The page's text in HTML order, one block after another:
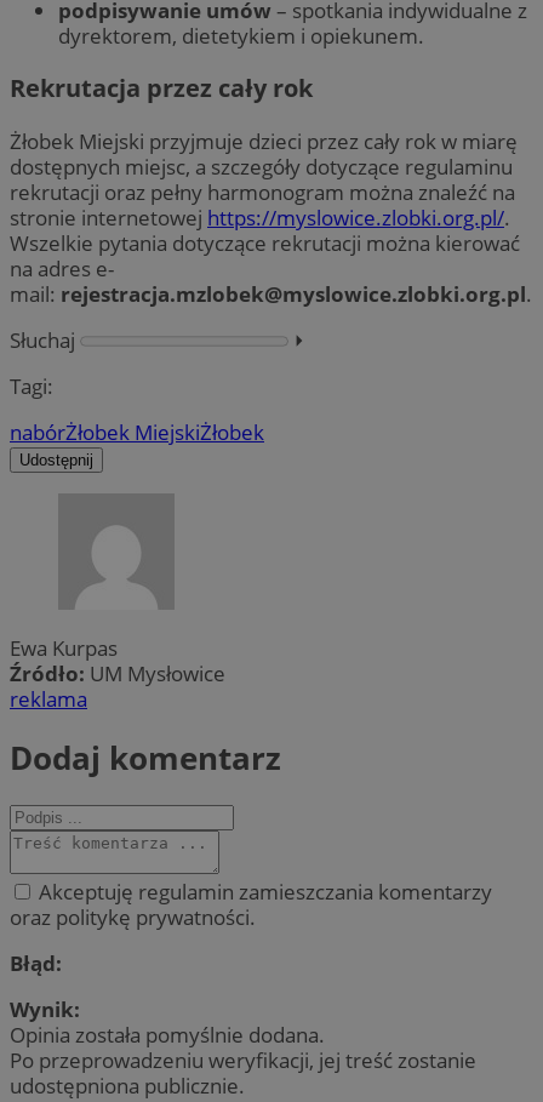
podpisywanie umów – spotkania indywidualne z
dyrektorem, dietetykiem i opiekunem.
Rekrutacja przez cały rok
Żłobek Miejski przyjmuje dzieci przez cały rok w miarę
dostępnych miejsc, a szczegóły dotyczące regulaminu
rekrutacji oraz pełny harmonogram można znaleźć na
stronie internetowej https://myslowice.zlobki.org.pl/.
Wszelkie pytania dotyczące rekrutacji można kierować
na adres e-
mail: rejestracja.mzlobek@myslowice.zlobki.org.pl.
Słuchaj
⏵︎
Tagi:
nabórŻłobek MiejskiŻłobek
Udostępnij
Ewa Kurpas
Źródło: UM Mysłowice
reklama
Dodaj komentarz
Akceptuję regulamin zamieszczania komentarzy
oraz politykę prywatności.
Błąd:
Wynik:
Opinia została pomyślnie dodana.
Po przeprowadzeniu weryfikacji, jej treść zostanie
udostępniona publicznie.